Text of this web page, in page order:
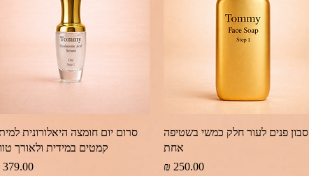
תצוגה מהירה
סבון פנים לעור חלק כמשי בשטיפה
אחת
מחיר
תצוגה מהירה
סרום יום חומצה היאלורונית
קמטים במידית ולאורך
מחיר‏379.00 ‏₪